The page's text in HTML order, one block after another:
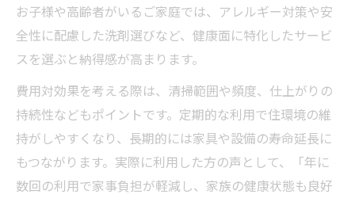
お子様や高齢者がいるご家庭では、アレルギー対策や安
全性に配慮した洗剤選びなど、健康面に特化したサービ
スを選ぶと納得感が高まります。
費用対効果を考える際は、清掃範囲や頻度、仕上がりの
持続性などもポイントです。定期的な利用で住環境の維
持がしやすくなり、長期的には家具や設備の寿命延長に
もつながります。実際に利用した方の声として、「年に
数回の利用で家事負担が軽減し、家族の健康状態も良好